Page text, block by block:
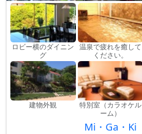
ロビー横のダイニン
グ
温泉で疲れを癒して
ください。
建物外観
特別室（カラオケル
ーム）
Mi・Ga・Ki